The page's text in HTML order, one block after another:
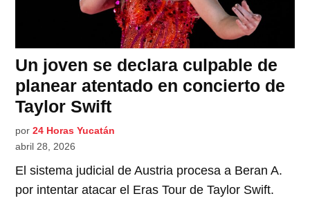
Un joven se declara culpable de
planear atentado en concierto de
Taylor Swift
por 24 Horas Yucatán
abril 28, 2026
El sistema judicial de Austria procesa a Beran A.
por intentar atacar el Eras Tour de Taylor Swift.